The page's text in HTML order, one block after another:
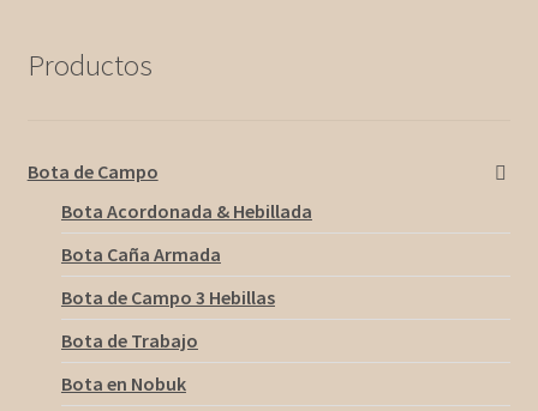
Productos
Bota de Campo
Bota Acordonada & Hebillada
Bota Caña Armada
Bota de Campo 3 Hebillas
Bota de Trabajo
Bota en Nobuk